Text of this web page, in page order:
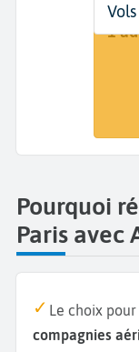
1
Pourquoi
Paris avec
Le choix pour
compagnies